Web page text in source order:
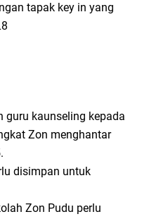
tapak key in yang
guru kaunseling kepada
Zon menghantar
disimpan untuk
Zon Pudu perlu